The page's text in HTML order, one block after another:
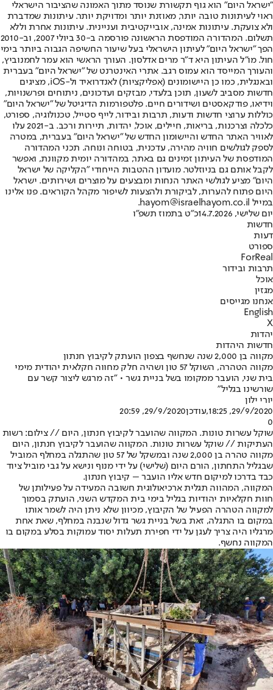
"ישראל היום" הוא גוף תקשורת שנוסד מתוך האמונה שהציבור הישראלי
ראוי לעיתונות טובה יותר, מאוזנת יותר ומדויקת יותר. עיתונות שמדברת
ולא צועקת. עיתונות אמינה, אובייקטיבית ועניינית. עיתונות אחרת וללא
תשלום. המהדורה המודפסת הראשונה פורסמה ב-30 ביולי 2007, וב-2010
הפך "ישראל היום" לעיתון הישראלי בעל שיעור החשיפה הגבוה ביותר בימי
חול. מו"ל העיתון היא ד"ר מרים אדלסון. העורך הראשי הוא עמר לחמנוביץ,
והעורך המייסד הוא עמוס רגב. אתרי האינטרנט של "ישראל היום" בעברית
ובאנגלית, כמו כן היישומונים (אפליקציות) לאנדרואיד ול-iOS, מציגים
חדשות מסביב לשעון, תוכן בלעדי, מבזקים ועדכונים, ניתוחים ופרשנויות,
וידיאו, פודקאסטים ושידורים חיים. פלטפורמות הדיגיטל של "ישראל היום"
כוללות ערוצי חדשות ודעות, תרבות ובידור, לייף סטייל, טכנולוגיה, ספורט,
כלכלה וצרכנות, בריאות, חיילים, אוכל, יהדות, תיירות ורכב. ב-2021 עלו
לאוויר האתר החדש והיישומון החדש של "ישראל היום" בעברית, במטרה
לספק לגולשים חוויה מהירה, עדכנית, בטוחה ונוחה. תכני המהדורה
המודפסת של העיתון זמינים גם באתר, במהדורה יומית מקוונת, ואפשר
לקבל אותם גם בניוזלטר. מועדון ההטבות הייחודי "הקליקה של ישראל
היום" מציע לגולשי האתר הנחות ומבצעים על מוצרים ושירותים. ישראל
היום פתוח להערות, לביקורת ולהצעות לשיפור מקהל הקוראים. פנו אלינו
במייל hayom@israelhayom.co.il.
יום שלישי, 14.7.2026
כ"ט בתמוז תשפ"ו
חדשות
דעות
ספורט
ForReal
תרבות ובידור
אוכל
מגזין
אנחנו מגייסים
English
X
יהדות
חדשות היהדות
מקווה בן 2,000 שנה שנחשף בצפון הועתק לקיבוץ חנתון
מקווה הטהרה, השוקל 57 טון ושהיה חלק מחווה חקלאית יהודית מימי
בית שני, הועבר ממקומו בשל בניית גשר • "זה מרגש ליצור קשר עם
שורשינו בגליל"
יורי ילון
29/9/2020, 18:25
,עודכן29/9/2020, 20:59
0
שוקל עשרות טונות. המקווה שהועבר לקיבוץ חנתון, היום // צילום: רשות
העתיקות // שוקל עשרות טונות. המקווה שהועבר לקיבוץ חנתון, היום
מקווה טהרה בן 2,000 שנה ובמשקל של 57 טון שהתגלה במחלף המוביל
שבגליל התחתון, הורם היום (שלישי) על ידי מנוף ונישא על גבי מוביל ציוד
כבד בדרכו למיקום חדש אליו הועבר – קיבוץ חנתון.
המקווה, המהווה תגלית ארכיאולוגית חשובה המעידה על פעילותן של
חוות חקלאיות יהודיות בגליל בימי בית המקדש השני, הועתק בסמוך
למקווה הטהרה הפעיל של הקיבוץ, מכיוון שלא ניתן היה לשמר אותו
במקום בו התגלה, זאת בשל בניית גשר גדול שנבנה במחלף, שאת אחת
מרגליו היה צריך לעגן על ידי חפירת תעלות יסוד עמוקות בסלע במקום בו
המקווה נחשף.